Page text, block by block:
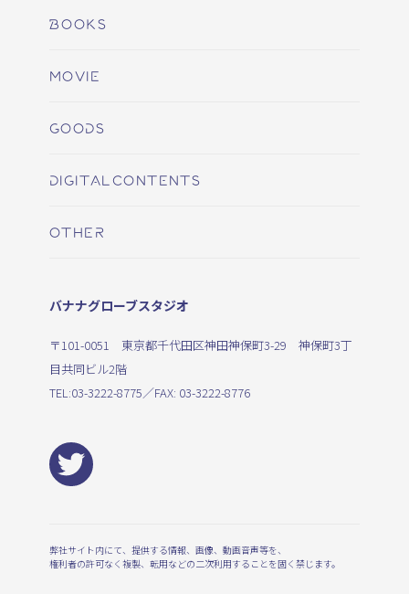
BOOKS
MOVIE
GOODS
DIGITALCONTENTS
OTHER
バナナグローブスタジオ
〒101-0051 東京都千代田区神田神保町3-29 神保町3丁
目共同ビル2階
TEL:03-3222-8775／FAX: 03-3222-8776
弊社サイト内にて、提供する情報、画像、動画音声等を、
権利者の許可なく複製、転用などの二次利用することを固く禁じます。